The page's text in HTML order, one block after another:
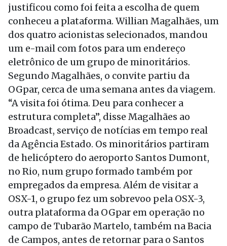
justificou como foi feita a escolha de quem
conheceu a plataforma. Willian Magalhães, um
dos quatro acionistas selecionados, mandou
um e-mail com fotos para um endereço
eletrônico de um grupo de minoritários.
Segundo Magalhães, o convite partiu da
OGpar, cerca de uma semana antes da viagem.
“A visita foi ótima. Deu para conhecer a
estrutura completa”, disse Magalhães ao
Broadcast, serviço de notícias em tempo real
da Agência Estado. Os minoritários partiram
de helicóptero do aeroporto Santos Dumont,
no Rio, num grupo formado também por
empregados da empresa. Além de visitar a
OSX-1, o grupo fez um sobrevoo pela OSX-3,
outra plataforma da OGpar em operação no
campo de Tubarão Martelo, também na Bacia
de Campos, antes de retornar para o Santos